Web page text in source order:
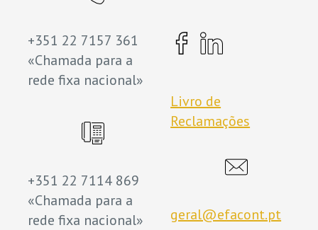
+351 22 7157 361
«Chamada para a
rede fixa nacional»
+351 22 7114 869
«Chamada para a
rede fixa nacional»
Livro de
Reclamações
geral@efacont.pt